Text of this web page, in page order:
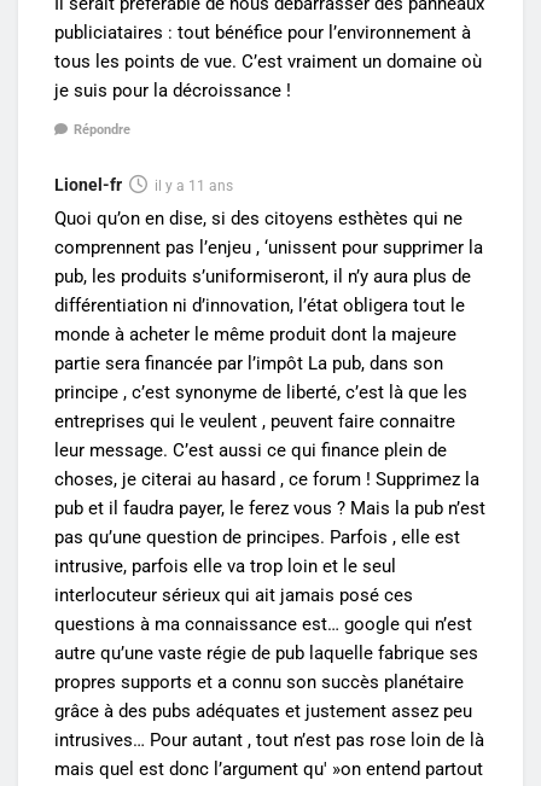
publiciataires : tout bénéfice pour l’environnement à
tous les points de vue. C’est vraiment un domaine où
je suis pour la décroissance !
Répondre
Lionel-fr il y a 11 ans
Quoi qu’on en dise, si des citoyens esthètes qui ne
comprennent pas l’enjeu , ‘unissent pour supprimer la
pub, les produits s’uniformiseront, il n’y aura plus de
différentiation ni d’innovation, l’état obligera tout le
monde à acheter le même produit dont la majeure
partie sera financée par l’impôt La pub, dans son
principe , c’est synonyme de liberté, c’est là que les
entreprises qui le veulent , peuvent faire connaitre
leur message. C’est aussi ce qui finance plein de
choses, je citerai au hasard , ce forum ! Supprimez la
pub et il faudra payer, le ferez vous ? Mais la pub n’est
pas qu’une question de principes. Parfois , elle est
intrusive, parfois elle va trop loin et le seul
interlocuteur sérieux qui ait jamais posé ces
questions à ma connaissance est… google qui n’est
autre qu’une vaste régie de pub laquelle fabrique ses
propres supports et a connu son succès planétaire
grâce à des pubs adéquates et justement assez peu
intrusives… Pour autant , tout n’est pas rose loin de là
mais quel est donc l’argument qu' »on entend partout